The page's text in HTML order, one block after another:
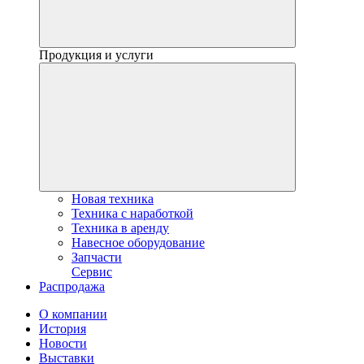
Продукция и услуги
Новая техника
Техника с наработкой
Техника в аренду
Навесное оборудование
Запчасти
Сервис
Распродажа
О компании
История
Новости
Выставки